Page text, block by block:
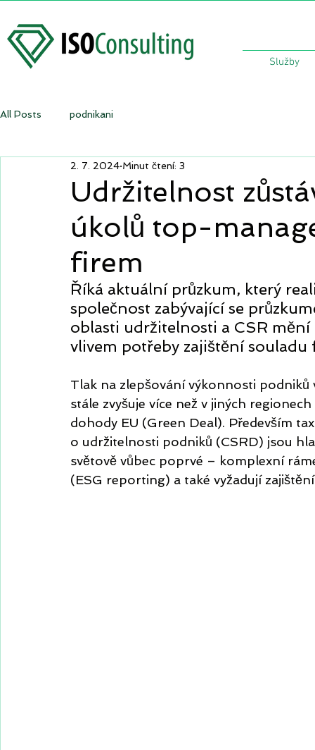
Služby
All Posts podnikani
Udržitelnost
úkolů top-
firem
2. 7. 2024 Minut čtení: 3
Říká aktuální průzkum, který
společnost zabývající se
oblasti udržitelnosti a CSR mění
vlivem potřeby zajištění
Tlak na zlepšování výkonnosti
stále zvyšuje více než v jiných
dohody EU (Green Deal). Především
o udržitelnosti podniků (CSRD) jsou
světově vůbec poprvé – komplexní
(ESG reporting) a také vyžadují